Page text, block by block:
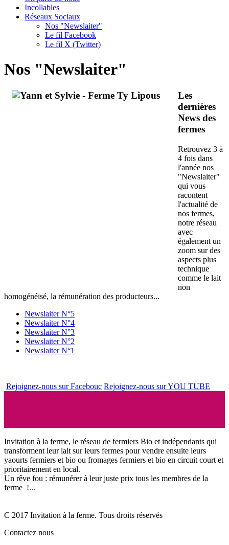
Incollables
Réseaux Sociaux
Nos "Newslaiter"
Le fil Facebook
Le fil X (Twitter)
Nos "Newslaiter"
Les
dernières
News des
fermes
Retrouvez 3 à
4 fois dans
l'année nos
"Newslaiter"
qui vous
racontent
l'actualité de
nos fermes,
notre réseau
avec
également un
zoom sur des
aspects plus
technique
comme le lait
non
homogénéisé, la rémunération des producteurs...
Newslaiter N°5
Newslaiter N°4
Newslaiter N°3
Newslaiter N°2
Newslaiter N°1
Rejoignez-nous sur Facebouc Rejoignez-nous sur YOU TUBE
Invitation à la ferme, le réseau de fermiers Bio et indépendants qui
transforment leur lait sur leurs fermes pour vendre ensuite leurs
yaourts fermiers et bio ou fromages fermiers et bio en circuit court et
prioritairement en local.
Un rêve fou : rémunérer à leur juste prix tous les membres de la
ferme !...
C 2017 Invitation à la ferme. Tous droits réservés
Contactez nous